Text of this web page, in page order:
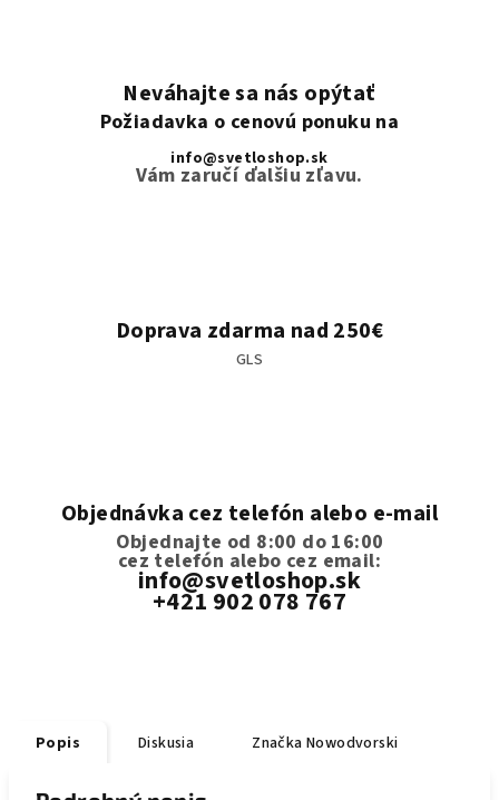
Neváhajte sa nás opýtať
Požiadavka o cenovú ponuku na
info@svetloshop.sk
Vám zaručí ďalšiu zľavu.
Doprava zdarma nad 250€
GLS
Objednávka cez telefón alebo e-mail
Objednajte od 8:00 do 16:00
cez telefón alebo cez email:
info@svetloshop.sk
+421 902 078 767
Popis Diskusia Značka Nowodvorski